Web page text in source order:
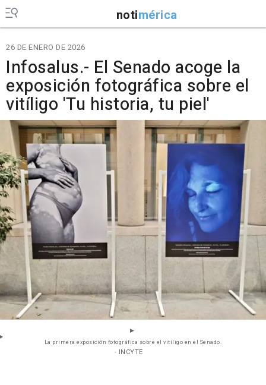
notimérica
26 DE ENERO DE 2026
Infosalus.- El Senado acoge la
exposición fotográfica sobre el
vitíligo 'Tu historia, tu piel'
La primera exposición fotográfica sobre el vitíligo en el Senado.
- INCYTE